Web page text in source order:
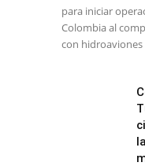
para iniciar
Colombia al
con hidroaviones